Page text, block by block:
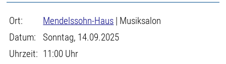
Ort: Mendelssohn-Haus | Musiksalon
Datum:
Sonntag, 14.09.2025
Uhrzeit: 11:00 Uhr